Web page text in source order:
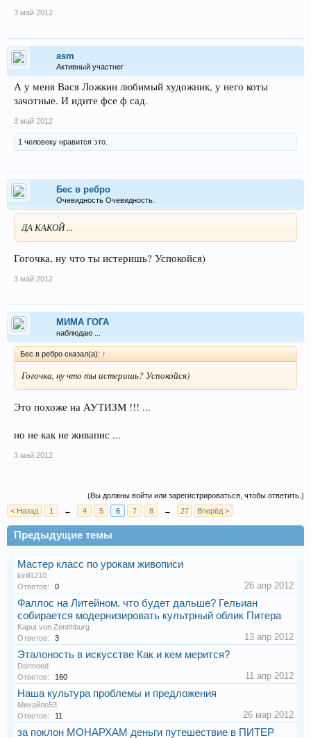
3 май 2012
asm
Активный участнег
А у меня Вася Ложкин любимый художник, у него коты
зачотные. И идите фсе ф сад.
3 май 2012
1 человеку нравится это.
Бес в ребро
Очевидность Очевидность.
ДА КАКОЙ ...
Гогочка, ну что ты истеришь? Успокойся)
3 май 2012
МИМА ГОГА
наблюдаю ...
Бес в ребро сказал(а): ↑
Гогочка, ну что ты истеришь? Успокойся)
Это похоже на АУТИЗМ !!! ...
но не как не живапис ...
3 май 2012
(Вы должны войти или зарегистрироваться, чтобы ответить.)
< Назад
1 ← 4 5 6 7 8 → 27 Вперёд >
Предыдущие темы
Мастер класс по урокам живописи
kirill1210
Ответов:
0 26 апр 2012
Фаллос на Литейном. что будет дальше? Гельиан
собирается модернизировать культрный облик Питера
Kaput von Zenithburg
Ответов:
3 13 апр 2012
Эталоность в искусстве Как и кем мерится?
Darmoed
Ответов:
160 11 апр 2012
Наша культура проблемы и предложения
Михайло53
Ответов:
11 26 мар 2012
за поклон МОНАРХАМ деньги путешествие в ПИТЕР